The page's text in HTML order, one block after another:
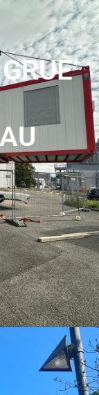
solution de
répondant aux
moyennes